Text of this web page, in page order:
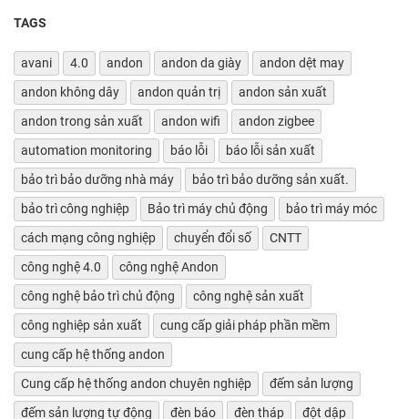
TAGS
avani 4.0 andon andon da giày
andon dệt may
andon không dây
andon quản trị
andon sản xuất
andon trong sản xuất
andon wifi
andon zigbee
automation monitoring
báo lỗi
báo lỗi sản xuất
bảo trì bảo dưỡng nhà máy
bảo trì bảo dưỡng sản xuất.
bảo trì công nghiệp
Bảo trì máy chủ động
bảo trì máy móc
cách mạng công nghiệp
chuyển đổi số
CNTT
công nghệ 4.0
công nghệ Andon
công nghệ bảo trì chủ động
công nghệ sản xuất
công nghiệp sản xuất
cung cấp giải pháp phần mềm
cung cấp hệ thống andon
Cung cấp hệ thống andon chuyên nghiệp
đếm sản lượng
đếm sản lượng tự động
đèn báo đèn tháp
đột dập